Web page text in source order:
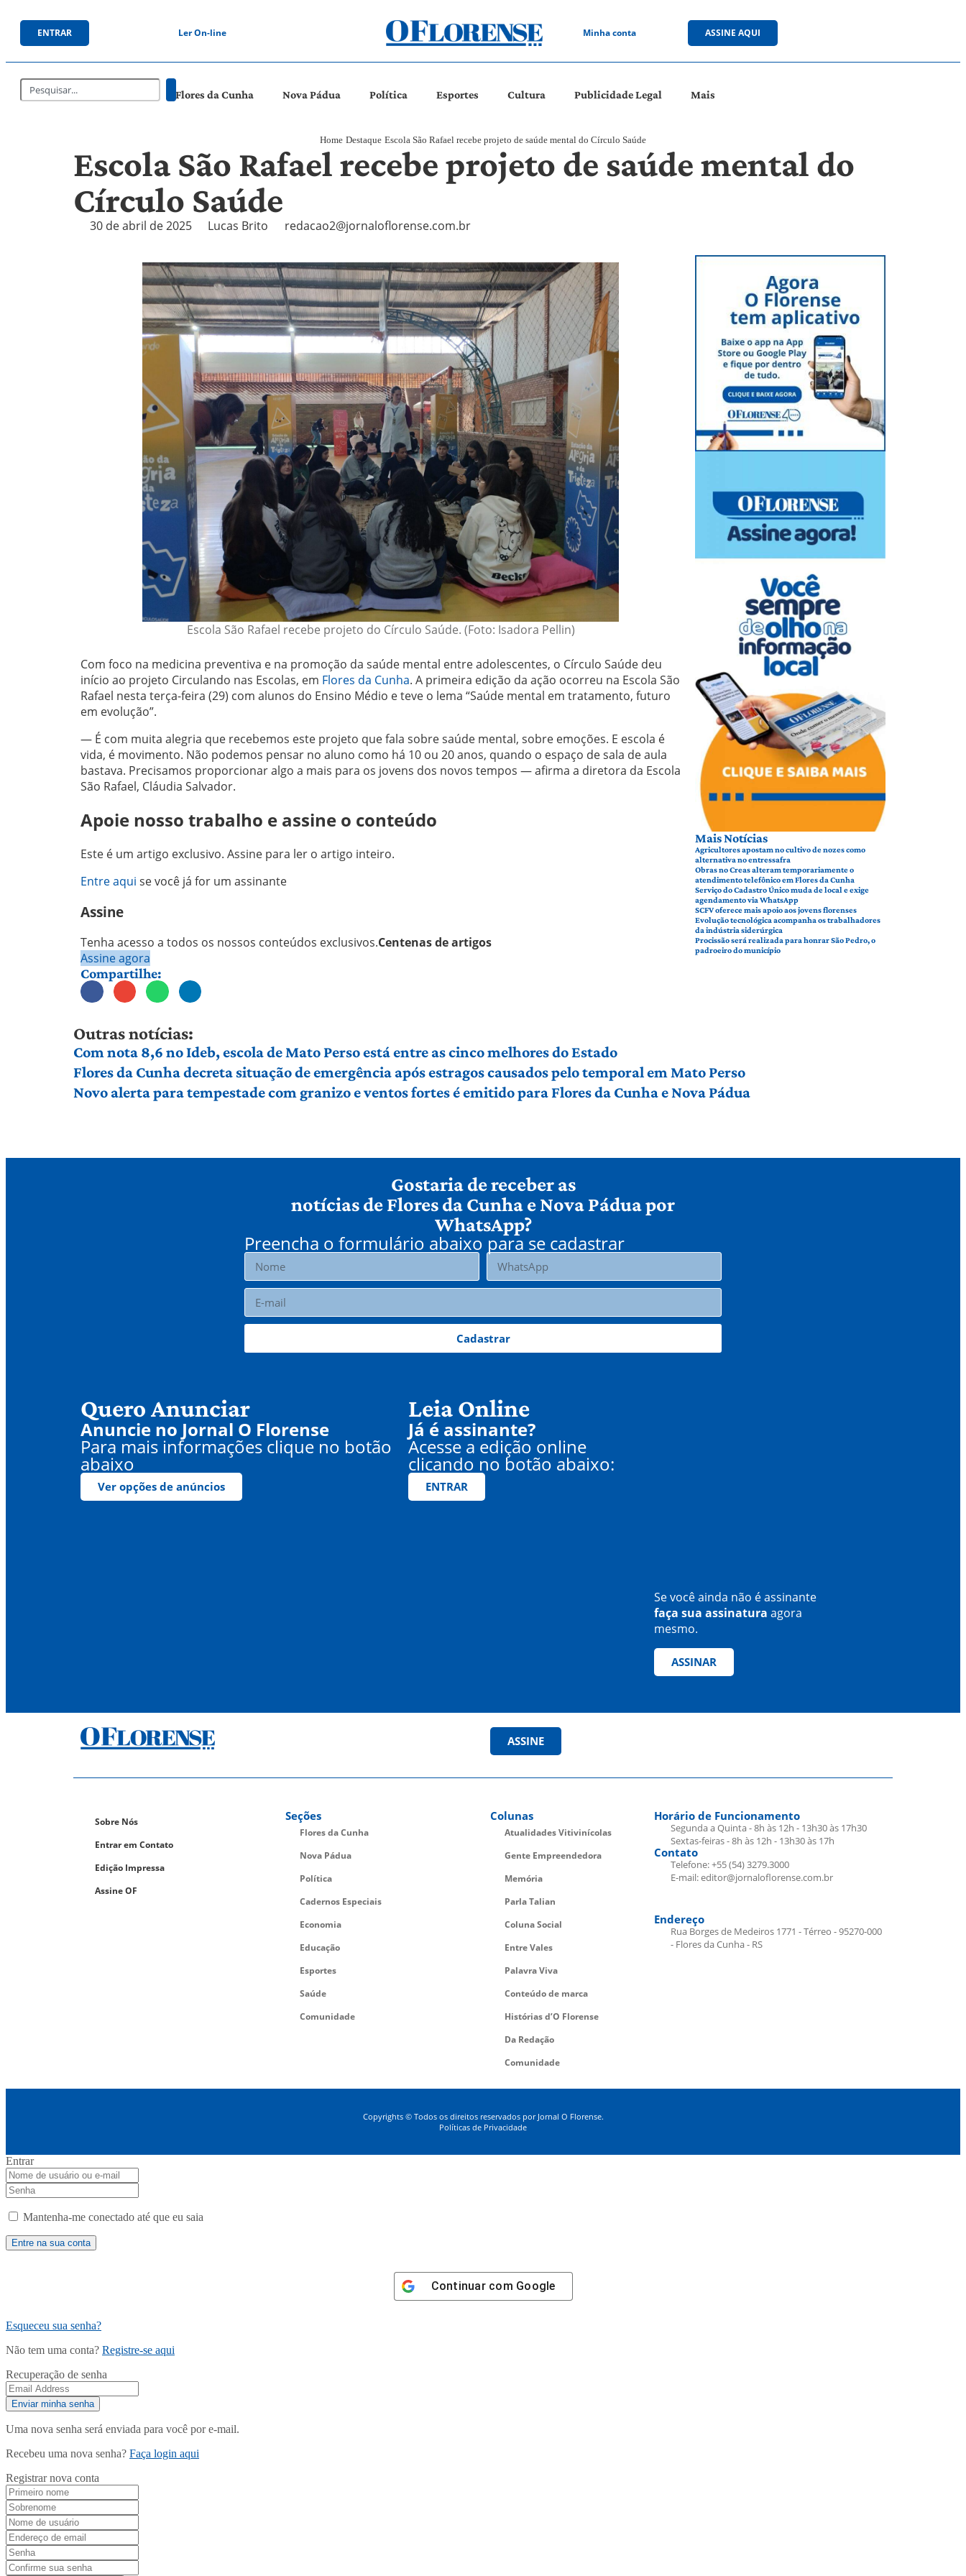
ENTRAR Ler On-line Minha conta ASSINE AQUI
Flores da Cunha Nova Pádua Política Esportes Cultura Publicidade Legal Mais
Home Destaque Escola São Rafael recebe projeto de saúde mental do Círculo Saúde
Escola São Rafael recebe projeto de saúde mental do
Círculo Saúde
30 de abril de 2025 Lucas Brito redacao2@jornaloflorense.com.br
Escola São Rafael recebe projeto do Círculo Saúde. (Foto: Isadora Pellin)
Com foco na medicina preventiva e na promoção da saúde mental entre adolescentes, o Círculo Saúde deu
início ao projeto Circulando nas Escolas, em Flores da Cunha. A primeira edição da ação ocorreu na Escola São
Rafael nesta terça-feira (29) com alunos do Ensino Médio e teve o lema “Saúde mental em tratamento, futuro
em evolução”.
— É com muita alegria que recebemos este projeto que fala sobre saúde mental, sobre emoções. E escola é
vida, é movimento. Não podemos pensar no aluno como há 10 ou 20 anos, quando o espaço de sala de aula
bastava. Precisamos proporcionar algo a mais para os jovens dos novos tempos — afirma a diretora da Escola
São Rafael, Cláudia Salvador.
Apoie nosso trabalho e assine o conteúdo
Este é um artigo exclusivo. Assine para ler o artigo inteiro.
Entre aqui se você já for um assinante
Assine
Tenha acesso a todos os nossos conteúdos exclusivos.Centenas de artigos
Assine agora
Compartilhe:
Mais Notícias
Agricultores apostam no cultivo de nozes como
alternativa no entressafra
Obras no Creas alteram temporariamente o
atendimento telefônico em Flores da Cunha
Serviço do Cadastro Único muda de local e exige
agendamento via WhatsApp
SCFV oferece mais apoio aos jovens florenses
Evolução tecnológica acompanha os trabalhadores
da indústria siderúrgica
Procissão será realizada para honrar São Pedro, o
padroeiro do município
Outras notícias:
Com nota 8,6 no Ideb, escola de Mato Perso está entre as cinco melhores do Estado
Flores da Cunha decreta situação de emergência após estragos causados pelo temporal em Mato Perso
Novo alerta para tempestade com granizo e ventos fortes é emitido para Flores da Cunha e Nova Pádua
Gostaria de receber as
notícias de Flores da Cunha e Nova Pádua por
WhatsApp?
Preencha o formulário abaixo para se cadastrar
Cadastrar
Quero Anunciar
Anuncie no Jornal O Florense
Para mais informações clique no botão
abaixo
Ver opções de anúncios
Leia Online
Já é assinante?
Acesse a edição online
clicando no botão abaixo:
ENTRAR
Se você ainda não é assinante
faça sua assinatura agora
mesmo.
ASSINAR
ASSINE
Sobre Nós
Entrar em Contato
Edição Impressa
Assine OF
Seções
Flores da Cunha
Nova Pádua
Política
Cadernos Especiais
Economia
Educação
Esportes
Saúde
Comunidade
Colunas
Atualidades Vitivinícolas
Gente Empreendedora
Memória
Parla Talian
Coluna Social
Entre Vales
Palavra Viva
Conteúdo de marca
Histórias d’O Florense
Da Redação
Comunidade
Horário de Funcionamento
Segunda a Quinta - 8h às 12h - 13h30 às 17h30
Sextas-feiras - 8h às 12h - 13h30 às 17h
Contato
Telefone: +55 (54) 3279.3000
E-mail: editor@jornaloflorense.com.br
Endereço
Rua Borges de Medeiros 1771 - Térreo - 95270-000
- Flores da Cunha - RS
Copyrights © Todos os direitos reservados por Jornal O Florense.
Políticas de Privacidade
Entrar
Mantenha-me conectado até que eu saia
Continuar com Google
Esqueceu sua senha?
Não tem uma conta? Registre-se aqui
Recuperação de senha
Uma nova senha será enviada para você por e-mail.
Recebeu uma nova senha? Faça login aqui
Registrar nova conta